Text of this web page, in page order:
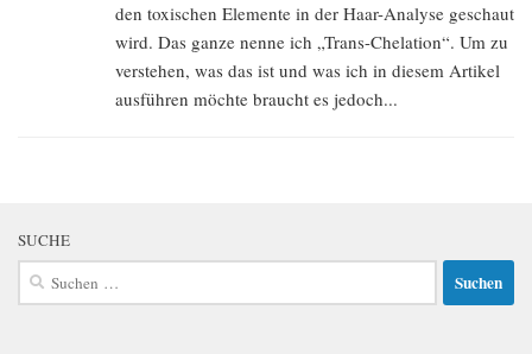
den toxischen Elemente in der Haar-Analyse geschaut
wird. Das ganze nenne ich „Trans-Chelation“. Um zu
verstehen, was das ist und was ich in diesem Artikel
ausführen möchte braucht es jedoch...
SUCHE
Suchen
nach: